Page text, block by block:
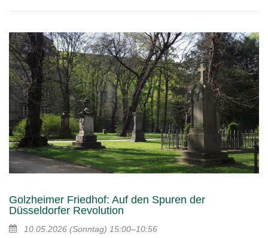
Golzheimer Friedhof: Auf den Spuren der
Düsseldorfer Revolution
10.05.2026 (Sonntag) 15:00–10:56